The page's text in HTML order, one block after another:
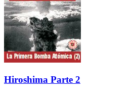
Hiroshima Parte 2